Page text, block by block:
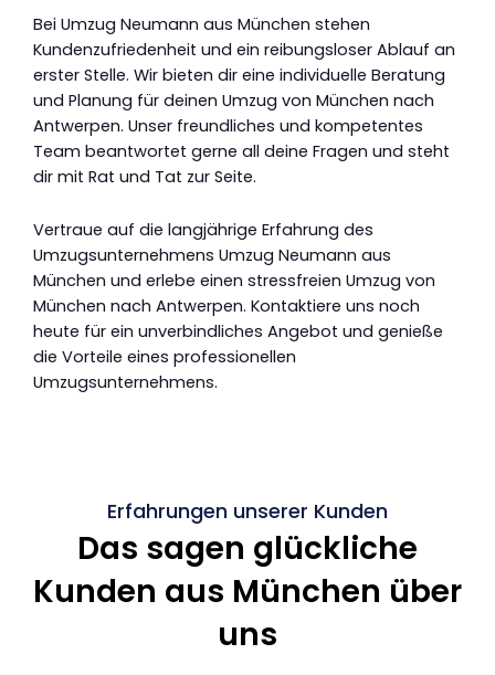
Bei Umzug Neumann aus München stehen
Kundenzufriedenheit und ein reibungsloser Ablauf an
erster Stelle. Wir bieten dir eine individuelle Beratung
und Planung für deinen Umzug von München nach
Antwerpen. Unser freundliches und kompetentes
Team beantwortet gerne all deine Fragen und steht
dir mit Rat und Tat zur Seite.
Vertraue auf die langjährige Erfahrung des
Umzugsunternehmens Umzug Neumann aus
München und erlebe einen stressfreien Umzug von
München nach Antwerpen. Kontaktiere uns noch
heute für ein unverbindliches Angebot und genieße
die Vorteile eines professionellen
Umzugsunternehmens.
Erfahrungen unserer Kunden
Das sagen glückliche
Kunden aus München über
uns